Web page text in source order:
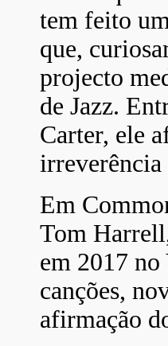
tem feito
que,
projecto
de Jazz.
Carter, ele
irreverência
Em
Tom
em 2017
canções,
afirmação